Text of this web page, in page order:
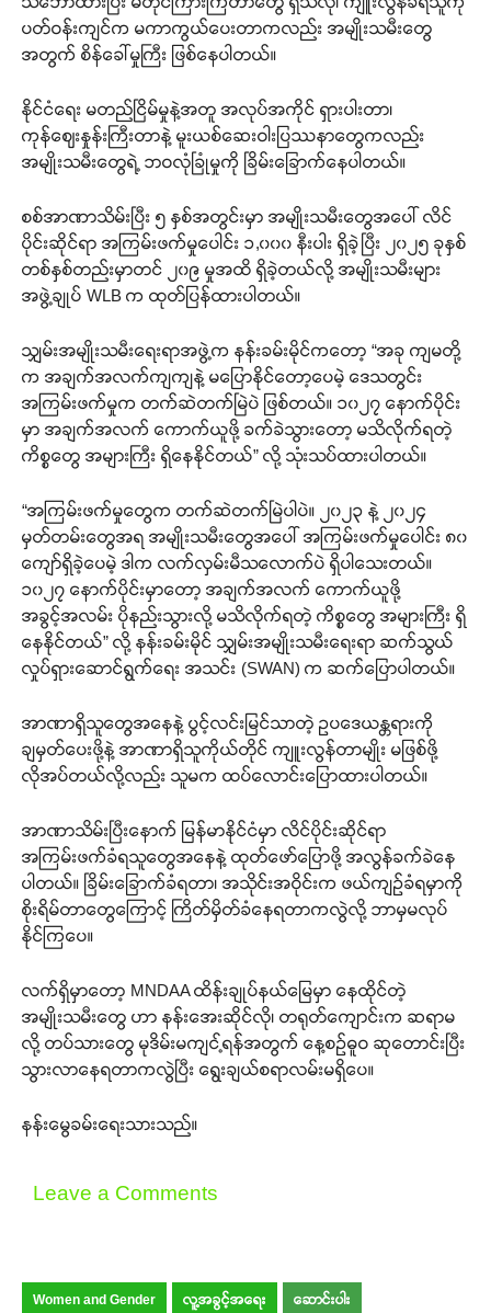
ပတ်ဝန်းကျင်က မကာကွယ်ပေးတာကလည်း အမျိုးသမီးတွေ
အတွက် စိန်ခေါ်မှုကြီး ဖြစ်နေပါတယ်။
နိုင်ငံရေး မတည်ငြိမ်မှုနဲ့အတူ အလုပ်အကိုင် ရှားပါးတာ၊
ကုန်ဈေးနှုန်းကြီးတာနဲ့ မူးယစ်ဆေးဝါးပြဿနာတွေကလည်း
အမျိုးသမီးတွေရဲ့ ဘဝလုံခြုံမှုကို ခြိမ်းခြောက်နေပါတယ်။
စစ်အာဏာသိမ်းပြီး ၅ နှစ်အတွင်းမှာ အမျိုးသမီးတွေအပေါ် လိင်
ပိုင်းဆိုင်ရာ အကြမ်းဖက်မှုပေါင်း ၁,၀၀၀ နီးပါး ရှိခဲ့ပြီး ၂၀၂၅ ခုနှစ်
တစ်နှစ်တည်းမှာတင် ၂၀၉ မှုအထိ ရှိခဲ့တယ်လို့ အမျိုးသမီးများ
အဖွဲ့ချုပ် WLB က ထုတ်ပြန်ထားပါတယ်။
သျှမ်းအမျိုးသမီးရေးရာအဖွဲ့က နန်းခမ်းမိုင်ကတော့ “အခု ကျမတို့
က အချက်အလက်ကျကျနဲ့ မပြောနိုင်တော့ပေမဲ့ ဒေသတွင်း
အကြမ်းဖက်မှုက တက်ဆဲတက်မြဲပဲ ဖြစ်တယ်။ ၁၀၂၇ နောက်ပိုင်း
မှာ အချက်အလက် ကောက်ယူဖို့ ခက်ခဲသွားတော့ မသိလိုက်ရတဲ့
ကိစ္စတွေ အများကြီး ရှိနေနိုင်တယ်” လို့ သုံးသပ်ထားပါတယ်။
“အကြမ်းဖက်မှုတွေက တက်ဆဲတက်မြဲပါပဲ။ ၂၀၂၃ နဲ့ ၂၀၂၄
မှတ်တမ်းတွေအရ အမျိုးသမီးတွေအပေါ် အကြမ်းဖက်မှုပေါင်း ၈၀
ကျော်ရှိခဲ့ပေမဲ့ ဒါက လက်လှမ်းမီသလောက်ပဲ ရှိပါသေးတယ်။
၁၀၂၇ နောက်ပိုင်းမှာတော့ အချက်အလက် ကောက်ယူဖို့
အခွင့်အလမ်း ပိုနည်းသွားလို့ မသိလိုက်ရတဲ့ ကိစ္စတွေ အများကြီး ရှိ
နေနိုင်တယ်” လို့ နန်းခမ်းမိုင် သျှမ်းအမျိုးသမီးရေးရာ ဆက်သွယ်
လှုပ်ရှားဆောင်ရွက်ရေး အသင်း (SWAN) က ဆက်ပြောပါတယ်။
အာဏာရှိသူတွေအနေနဲ့ ပွင့်လင်းမြင်သာတဲ့ ဥပဒေယန္တရားကို
ချမှတ်ပေးဖို့နဲ့ အာဏာရှိသူကိုယ်တိုင် ကျူးလွန်တာမျိုး မဖြစ်ဖို့
လိုအပ်တယ်လို့လည်း သူမက ထပ်လောင်းပြောထားပါတယ်။
အာဏာသိမ်းပြီးနောက် မြန်မာနိုင်ငံမှာ လိင်ပိုင်းဆိုင်ရာ
အကြမ်းဖက်ခံရသူတွေအနေနဲ့ ထုတ်ဖော်ပြောဖို့ အလွန်ခက်ခဲနေ
ပါတယ်။ ခြိမ်းခြောက်ခံရတာ၊ အသိုင်းအဝိုင်းက ဖယ်ကျဉ်ခံရမှာကို
စိုးရိမ်တာတွေကြောင့် ကြိတ်မှိတ်ခံနေရတာကလွဲလို့ ဘာမှမလုပ်
နိုင်ကြပေ။
လက်ရှိမှာတော့ MNDAA ထိန်းချုပ်နယ်မြေမှာ နေထိုင်တဲ့
အမျိုးသမီးတွေ ဟာ နန်းအေးဆိုင်လို၊ တရုတ်ကျောင်းက ဆရာမ
လို့ တပ်သားတွေ မုဒိမ်းမကျင့်ရန်အတွက် နေ့စဉ်ဓူဝ ဆုတောင်းပြီး
သွားလာနေရတာကလွဲပြီး ရွေးချယ်စရာလမ်းမရှိပေ။
နန်းမွေခမ်းရေးသားသည်။
Leave a Comments
Women and Gender လူ့အခွင့်အရေး ဆောင်းပါး